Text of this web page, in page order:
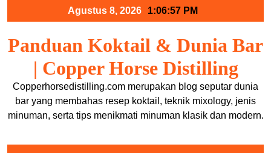
Agustus 8, 2026 1:06:57 PM
Panduan Koktail & Dunia Bar
| Copper Horse Distilling
Copperhorsedistilling.com merupakan blog seputar dunia
bar yang membahas resep koktail, teknik mixology, jenis
minuman, serta tips menikmati minuman klasik dan modern.